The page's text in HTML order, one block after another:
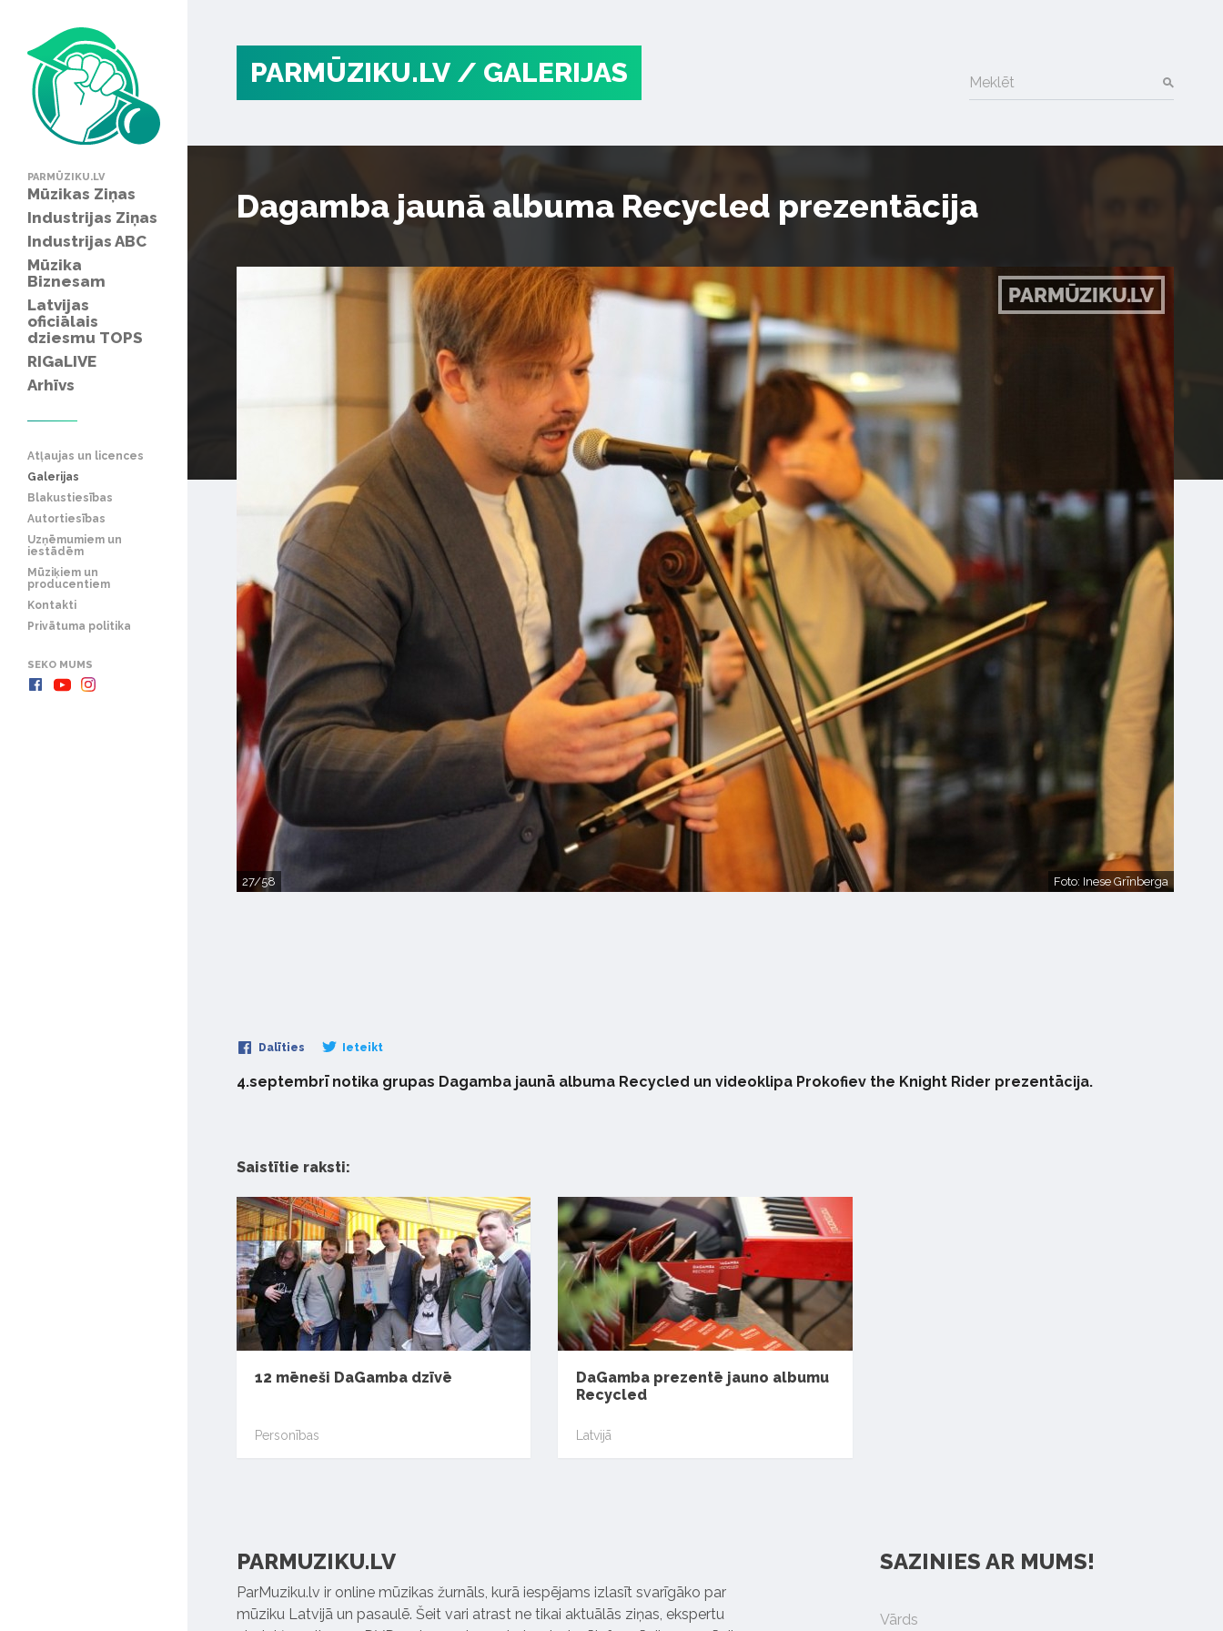
PARMŪZIKU.LV
Mūzikas Ziņas
Industrijas Ziņas
Industrijas ABC
Mūzika
Biznesam
Latvijas
oficiālais
dziesmu TOPS
RIGaLIVE
Arhīvs
Atļaujas un licences
Galerijas
Blakustiesības
Autortiesības
Uzņēmumiem un
iestādēm
Mūziķiem un
producentiem
Kontakti
Privātuma politika
SEKO MUMS
PARMŪZIKU.LV / GALERIJAS Meklēt
Dagamba jaunā albuma Recycled prezentācija
27/58 Foto: Inese Grīnberga
Dalīties Ieteikt
4.septembrī notika grupas Dagamba jaunā albuma Recycled un videoklipa Prokofiev the Knight Rider prezentācija.
Saistītie raksti:
12 mēneši DaGamba dzīvē
Personības
DaGamba prezentē jauno albumu
Recycled
Latvijā
PARMUZIKU.LV
ParMuziku.lv ir online mūzikas žurnāls, kurā iespējams izlasīt svarīgāko par
mūziku Latvijā un pasaulē. Šeit vari atrast ne tikai aktuālās ziņas, ekspertu
SAZINIES AR MUMS!
Vārds